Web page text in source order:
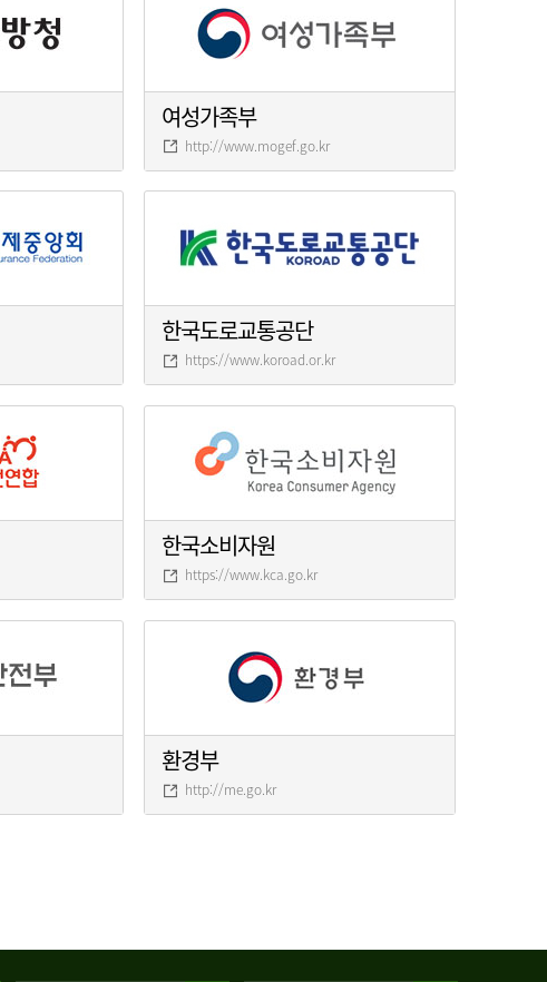
여성가족부
http://www.mogef.go.kr
한국도로교통공단
https://www.koroad.or.kr
한국소비자원
https://www.kca.go.kr
환경부
http://me.go.kr